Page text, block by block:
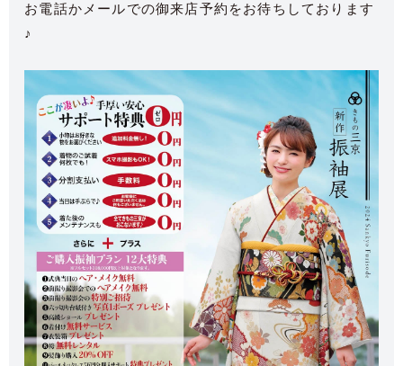
お電話かメールでの御来店予約をお待ちしております
♪